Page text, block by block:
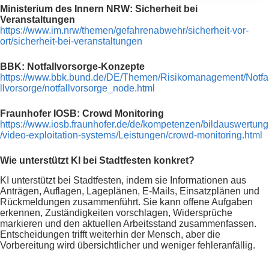
Ministerium des Innern NRW: Sicherheit bei
Veranstaltungen
https://www.im.nrw/themen/gefahrenabwehr/sicherheit-vor-
ort/sicherheit-bei-veranstaltungen
BBK: Notfallvorsorge-Konzepte
https://www.bbk.bund.de/DE/Themen/Risikomanagement/Notfa
llvorsorge/notfallvorsorge_node.html
Fraunhofer IOSB: Crowd Monitoring
https://www.iosb.fraunhofer.de/de/kompetenzen/bildauswertung
/video-exploitation-systems/Leistungen/crowd-monitoring.html
Wie unterstützt KI bei Stadtfesten konkret?
KI unterstützt bei Stadtfesten, indem sie Informationen aus
Anträgen, Auflagen, Lageplänen, E-Mails, Einsatzplänen und
Rückmeldungen zusammenführt. Sie kann offene Aufgaben
erkennen, Zuständigkeiten vorschlagen, Widersprüche
markieren und den aktuellen Arbeitsstand zusammenfassen.
Entscheidungen trifft weiterhin der Mensch, aber die
Vorbereitung wird übersichtlicher und weniger fehleranfällig.